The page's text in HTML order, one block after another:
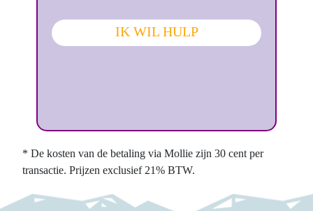
IK WIL HULP
* De kosten van de betaling via Mollie zijn 30 cent per
transactie. Prijzen exclusief 21% BTW.